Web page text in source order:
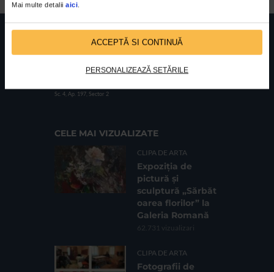
Mai multe detalii aici
ACCEPTĂ SI CONTINUĂ
PERSONALIZEAZĂ SETĂRILE
Sc. 4, Ap. 197, Sector 2
CELE MAI VIZUALIZATE
CLIPA DE ARTA
Expoziția de
pictură și
sculptură „Sărbăt
oarea florilor” la
Galeria Romană
62.731 vizualizari
CLIPA DE ARTA
Fotografii de